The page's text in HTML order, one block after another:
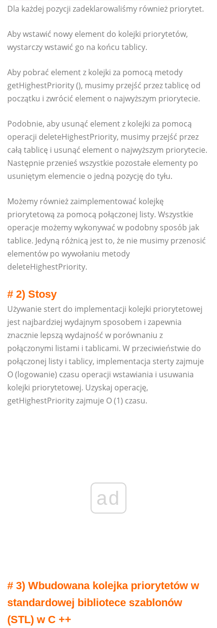
Dla każdej pozycji zadeklarowaliśmy również priorytet.
Aby wstawić nowy element do kolejki priorytetów,
wystarczy wstawić go na końcu tablicy.
Aby pobrać element z kolejki za pomocą metody
getHighestPriority (), musimy przejść przez tablicę od
początku i zwrócić element o najwyższym priorytecie.
Podobnie, aby usunąć element z kolejki za pomocą
operacji deleteHighestPriority, musimy przejść przez
całą tablicę i usunąć element o najwyższym priorytecie.
Następnie przenieś wszystkie pozostałe elementy po
usuniętym elemencie o jedną pozycję do tyłu.
Możemy również zaimplementować kolejkę
priorytetową za pomocą połączonej listy. Wszystkie
operacje możemy wykonywać w podobny sposób jak
tablice. Jedyną różnicą jest to, że nie musimy przenosić
elementów po wywołaniu metody
deleteHighestPriority.
# 2) Stosy
Używanie stert do implementacji kolejki priorytetowej
jest najbardziej wydajnym sposobem i zapewnia
znacznie lepszą wydajność w porównaniu z
połączonymi listami i tablicami. W przeciwieństwie do
połączonej listy i tablicy, implementacja sterty zajmuje
O (logowanie) czasu operacji wstawiania i usuwania
kolejki priorytetowej. Uzyskaj operację,
getHighestPriority zajmuje O (1) czasu.
ad
# 3) Wbudowana kolejka priorytetów w
standardowej bibliotece szablonów
(STL) w C ++